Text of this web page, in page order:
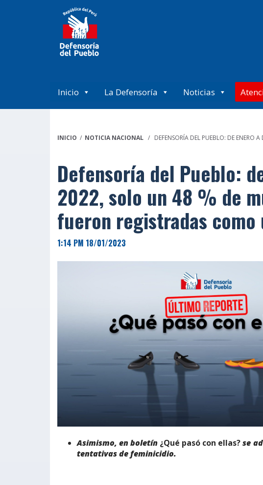
Inicio La Defensoría Noticias
INICIO / NOTICIA NACIONAL / DEFENSORÍA DEL PUEBLO: DE ENERO A
Defensoría del Pueblo:
2022, solo un 48 % de
fueron registradas como
1:14 PM 18/01/2023
Asimismo, en boletín ¿Qué pasó con ellas?se
tentativas de feminicidio.